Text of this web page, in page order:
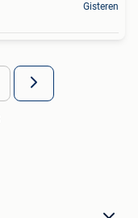
Gisteren